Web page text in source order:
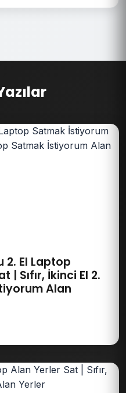
El Laptop
Sıfır, İkinci El 2.
Alan